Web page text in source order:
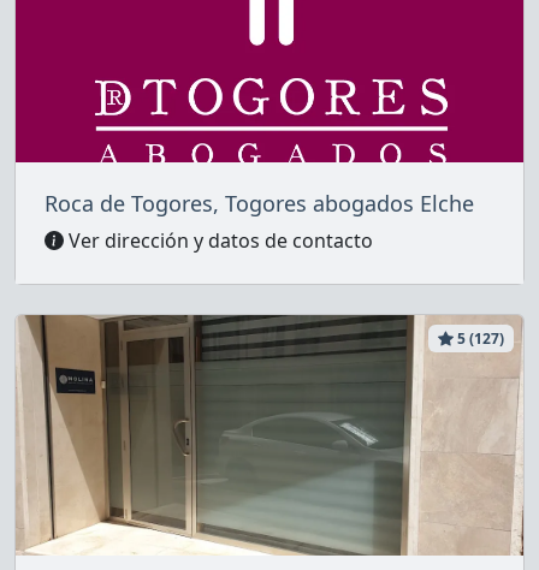
Roca de Togores, Togores abogados Elche
Ver dirección y datos de contacto
5 (127)